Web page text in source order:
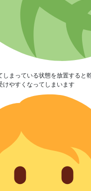
しまっている状態を放置すると
けやすくなってしまいます